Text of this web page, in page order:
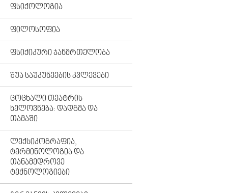
ᲤᲡᲘᲥᲝᲚᲝᲒᲘᲐ
ᲤᲘᲚᲝᲡᲝᲤᲘᲐ
ᲤᲡᲘᲥᲘᲙᲣᲠᲘ ᲯᲐᲜᲛᲠᲗᲔᲚᲝᲑᲐ
ᲨᲣᲐ ᲡᲐᲣᲙᲣᲜᲔᲔᲑᲘᲡ ᲙᲕᲚᲔᲕᲔᲑᲘ
ᲪᲝᲪᲮᲐᲚᲘ ᲗᲔᲐᲢᲠᲘᲡ
ᲮᲔᲚᲝᲕᲜᲔᲑᲐ: ᲓᲐᲓᲒᲛᲐ ᲓᲐ
ᲗᲐᲛᲐᲨᲘ
ᲚᲔᲥᲡᲘᲙᲝᲒᲠᲐᲤᲘᲐ,
ᲢᲔᲠᲛᲘᲜᲝᲚᲝᲒᲘᲐ ᲓᲐ
ᲗᲐᲜᲐᲛᲔᲓᲠᲝᲕᲔ
ᲢᲔᲥᲜᲝᲚᲝᲒᲘᲔᲑᲘ